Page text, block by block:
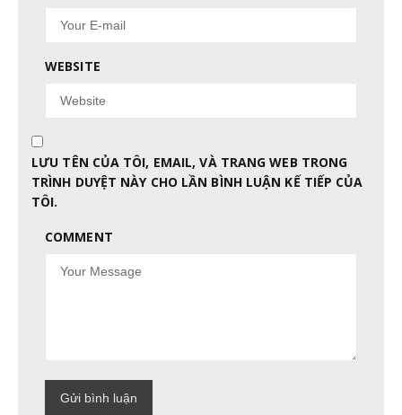
WEBSITE
LƯU TÊN CỦA TÔI, EMAIL, VÀ TRANG WEB TRONG
TRÌNH DUYỆT NÀY CHO LẦN BÌNH LUẬN KẾ TIẾP CỦA
TÔI.
COMMENT